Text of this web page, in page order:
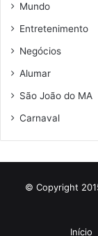
Mundo
Entretenimento
Negócios
Alumar
São João do MA
Carnaval
© Copyright
Início